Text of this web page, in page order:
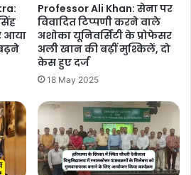
आया
Professor Ali Khan: सेना पर
विवादित टिप्पणी करने वाले
अशोका यूनिवर्सिटी के प्रोफेसर
अली खान की बढ़ीं मुश्किलें, दो
केस हुए दर्ज
18 May 2025